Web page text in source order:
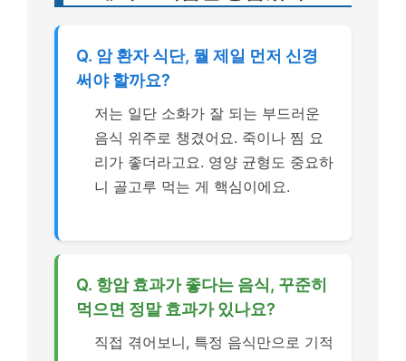
Q. 암 환자 식단, 뭘 제일 먼저 신경
써야 할까요?
저는 일단 소화가 잘 되는 부드러운
음식 위주로 챙겼어요. 죽이나 찜 요
리가 좋더라고요. 영양 균형도 중요하
니 골고루 먹는 게 핵심이에요.
Q. 항암 효과가 좋다는 음식, 꾸준히
먹으면 정말 효과가 있나요?
직접 겪어보니, 특정 음식만으로 기적